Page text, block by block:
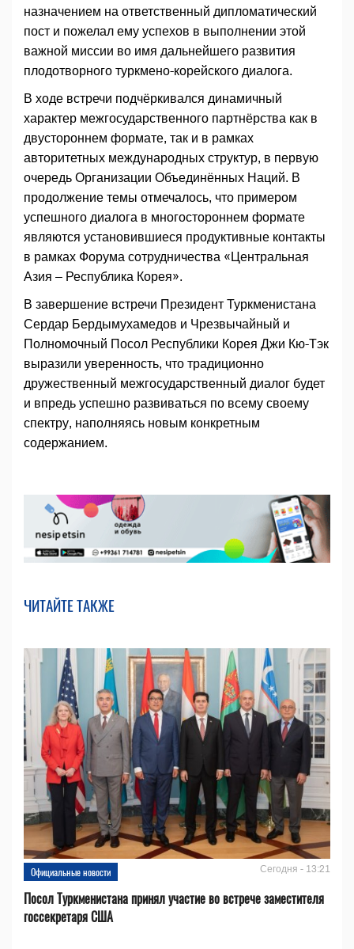
назначением на ответственный дипломатический
пост и пожелал ему успехов в выполнении этой
важной миссии во имя дальнейшего развития
плодотворного туркмено-корейского диалога.
В ходе встречи подчёркивался динамичный
характер межгосударственного партнёрства как в
двустороннем формате, так и в рамках
авторитетных международных структур, в первую
очередь Организации Объединённых Наций. В
продолжение темы отмечалось, что примером
успешного диалога в многостороннем формате
являются установившиеся продуктивные контакты
в рамках Форума сотрудничества «Центральная
Азия – Республика Корея».
В завершение встречи Президент Туркменистана
Сердар Бердымухамедов и Чрезвычайный и
Полномочный Посол Республики Корея Джи Кю-Тэк
выразили уверенность, что традиционно
дружественный межгосударственный диалог будет
и впредь успешно развиваться по всему своему
спектру, наполняясь новым конкретным
содержанием.
ЧИТАЙТЕ ТАКЖЕ
Официальные новости Сегодня - 13:21
Посол Туркменистана принял участие во встрече заместителя
госсекретаря США